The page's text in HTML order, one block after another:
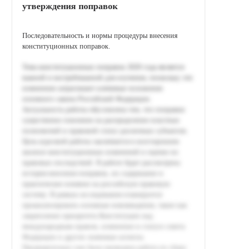
утверждения поправок
Последовательность и нормы процедуры внесения
конституционных поправок.